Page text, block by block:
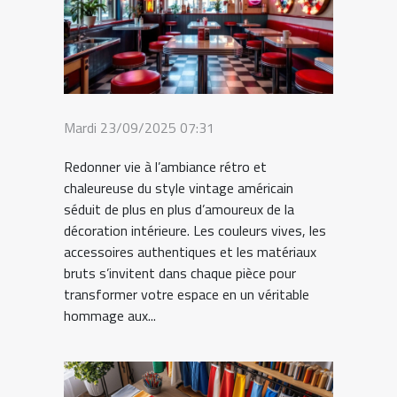
Mardi 23/09/2025 07:31
Redonner vie à l’ambiance rétro et
chaleureuse du style vintage américain
séduit de plus en plus d’amoureux de la
décoration intérieure. Les couleurs vives, les
accessoires authentiques et les matériaux
bruts s’invitent dans chaque pièce pour
transformer votre espace en un véritable
hommage aux...